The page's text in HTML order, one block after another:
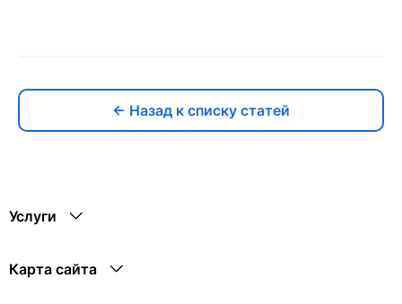
← Назад к списку статей
Услуги
Карта сайта